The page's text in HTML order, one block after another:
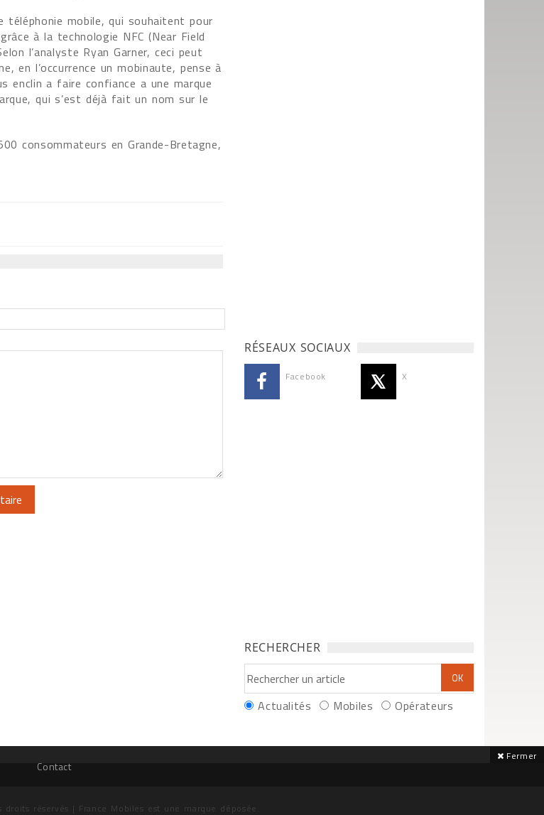
téléphonie mobile, qui souhaitent pour
à la technologie NFC (Near Field
l’analyste Ryan Garner, ceci peut
en l’occurrence un mobinaute, pense à
enclin a faire confiance a une marque
qui s’est déjà fait un nom sur le
consommateurs en Grande-Bretagne,
RÉSEAUX SOCIAUX
Facebook X
RECHERCHER
Actualités Mobiles Opérateurs
Contact
réservés | France Mobiles est une marque déposée.
Fermer